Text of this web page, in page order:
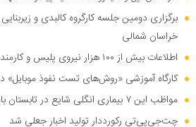
برگزاری دومین جلسه کارگروه کالبدی و
خراسان شمالی
اطلاعات بیش از ۱۰۰ هزار نیروی پلیس و کارمند امنیتی بریتانیا هک شد
کارگاه آموزشی «روش‌های تست نفوذ موبایل»
مواظب این ۷ بیماری انگلی شایع در تابستان باشید
چت‌جی‌پی‌تی رکورددار تولید اخبار جعلی شد